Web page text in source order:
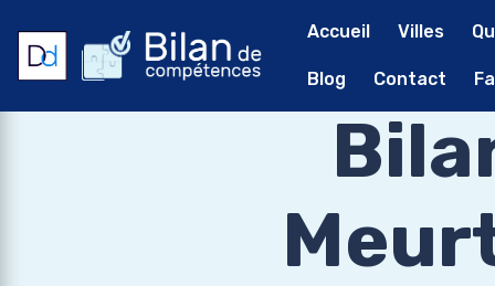
Accueil Villes
Blog Contact